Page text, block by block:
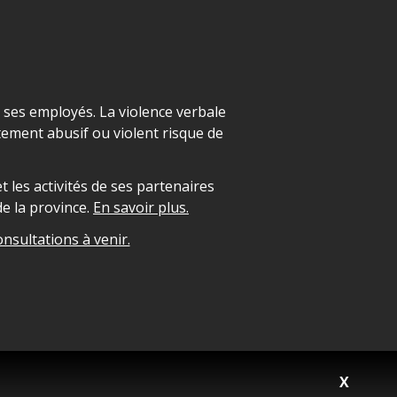
X
employés. La violence verbale
abusif ou violent risque de
les activités de ses partenaires
la province. En savoir plus.
à venir.